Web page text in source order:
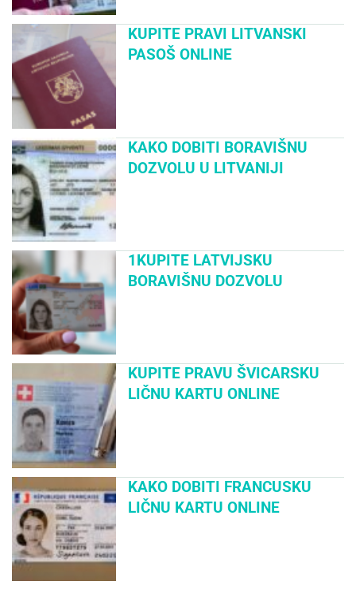
KUPITE PRAVI LITVANSKI
PASOŠ ONLINE
KAKO DOBITI BORAVIŠNU
DOZVOLU U LITVANIJI
1KUPITE LATVIJSKU
BORAVIŠNU DOZVOLU
KUPITE PRAVU ŠVICARSKU
LIČNU KARTU ONLINE
KAKO DOBITI FRANCUSKU
LIČNU KARTU ONLINE